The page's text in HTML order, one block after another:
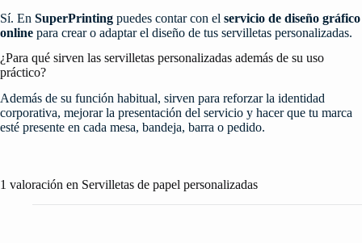
Sí. En SuperPrinting puedes contar con el servicio de diseño gráfico
online para crear o adaptar el diseño de tus servilletas personalizadas.
¿Para qué sirven las servilletas personalizadas además de su uso
práctico?
Además de su función habitual, sirven para reforzar la identidad
corporativa, mejorar la presentación del servicio y hacer que tu marca
esté presente en cada mesa, bandeja, barra o pedido.
1 valoración en Servilletas de papel personalizadas